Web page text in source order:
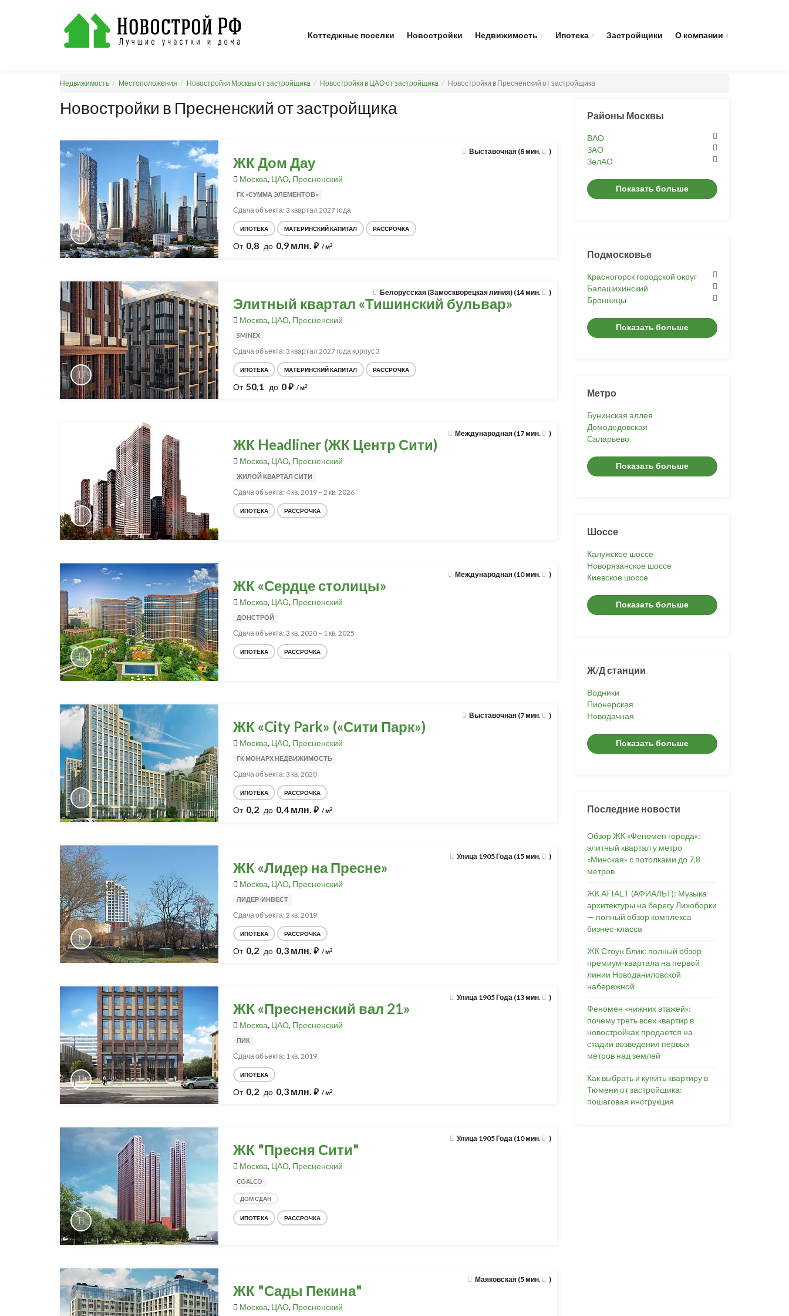
Коттеджные поселки Новостройки Недвижимость Ипотека Застройщики О компании
Недвижимость Местоположения Новостройки Москвы от застройщика Новостройки в ЦАО от застройщика Новостройки в Пресненский от застройщика
Новостройки в Пресненский от застройщика
Выставочная (8 мин. )
ЖК Дом Дау
Москва, ЦАО, Пресненский
ГК «СУММА ЭЛЕМЕНТОВ»
Сдача объекта: 3 квартал 2027 года
ИПОТЕКА МАТЕРИНСКИЙ КАПИТАЛ РАССРОЧКА
От 0,8 до 0,9 млн. ⃏ / м2
Белорусская (Замоскворецкая линия) (14 мин. )
Элитный квартал «Тишинский бульвар»
Москва, ЦАО, Пресненский
SMINEX
Сдача объекта: 3 квартал 2027 года корпус 3
ИПОТЕКА МАТЕРИНСКИЙ КАПИТАЛ РАССРОЧКА
От 50,1 до 0⃏ / м2
Международная (17 мин. )
ЖК Headliner (ЖК Центр Сити)
Москва, ЦАО, Пресненский
ЖИЛОЙ КВАРТАЛ СИТИ
Сдача объекта: 4 кв. 2019 – 2 кв. 2026
ИПОТЕКА РАССРОЧКА
Международная (10 мин. )
ЖК «Сердце столицы»
Москва, ЦАО, Пресненский
ДОНСТРОЙ
Сдача объекта: 3 кв. 2020 – 1 кв. 2025
ИПОТЕКА РАССРОЧКА
Выставочная (7 мин. )
ЖК «City Park» («Сити Парк»)
Москва, ЦАО, Пресненский
ГК МОНАРХ НЕДВИЖИМОСТЬ
Сдача объекта: 3 кв. 2020
ИПОТЕКА РАССРОЧКА
От 0,2 до 0,4 млн. ⃏ / м2
Улица 1905 Года (15 мин. )
ЖК «Лидер на Пресне»
Москва, ЦАО, Пресненский
ЛИДЕР-ИНВЕСТ
Сдача объекта: 2 кв. 2019
ИПОТЕКА РАССРОЧКА
От 0,2 до 0,3 млн. ⃏ / м2
Улица 1905 Года (13 мин. )
ЖК «Пресненский вал 21»
Москва, ЦАО, Пресненский
ПИК
Сдача объекта: 1 кв. 2019
ИПОТЕКА
От 0,2 до 0,3 млн. ⃏ / м2
Улица 1905 Года (10 мин. )
ЖК "Пресня Сити"
Москва, ЦАО, Пресненский
COALCO
ДОМ СДАН
ИПОТЕКА РАССРОЧКА
Маяковская (5 мин. )
ЖК "Сады Пекина"
Москва, ЦАО, Пресненский
Районы Москвы
ВАО
ЗАО
ЗелАО
Показать больше
Подмосковье
Красногорск городской округ
Балашихинский
Бронницы
Показать больше
Метро
Бунинская аллея
Домодедовская
Саларьево
Показать больше
Шоссе
Калужское шоссе
Новорязанское шоссе
Киевское шоссе
Показать больше
Ж/Д станции
Водники
Пионерская
Новодачная
Показать больше
Последние новости
Обзор ЖК «Феномен города»:
элитный квартал у метро
«Минская» с потолками до 7,8
метров
ЖК AFIALT (АФИАЛЬТ): Музыка
архитектуры на берегу Лихоборки
— полный обзор комплекса
бизнес-класса
ЖК Стоун Блик: полный обзор
премиум-квартала на первой
линии Новоданиловской
набережной
Феномен «нижних этажей»:
почему треть всех квартир в
новостройках продается на
стадии возведения первых
метров над землей
Как выбрать и купить квартиру в
Тюмени от застройщика:
пошаговая инструкция